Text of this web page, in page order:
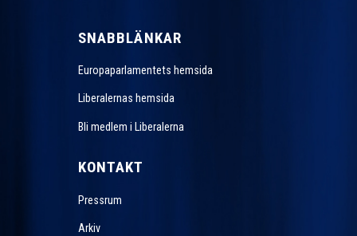
SNABBLÄNKAR
Europaparlamentets hemsida
Liberalernas hemsida
Bli medlem i Liberalerna
KONTAKT
Pressrum
Arkiv